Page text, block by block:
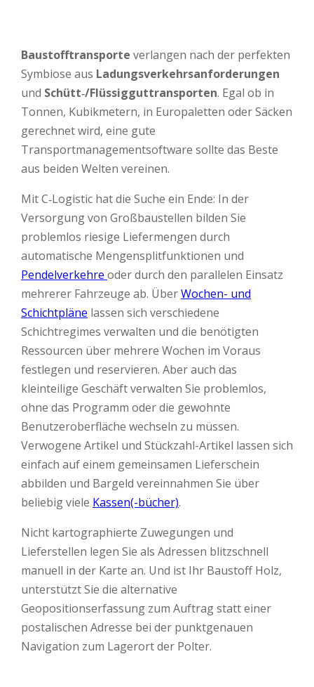
Baustofftransporte verlangen nach der perfekten
Symbiose aus Ladungsverkehrsanforderungen
und Schütt‑/Flüssigguttransporten. Egal ob in
Tonnen, Kubikmetern, in Europaletten oder Säcken
gerechnet wird, eine gute
Transportmanagementsoftware sollte das Beste
aus beiden Welten vereinen.
Mit C‑Logistic hat die Suche ein Ende: In der
Versorgung von Großbaustellen bilden Sie
problemlos riesige Liefermengen durch
automatische Mengensplitfunktionen und
Pendelverkehre oder durch den parallelen Einsatz
mehrerer Fahrzeuge ab. ÜberWochen- und
Schichtpläne lassen sich verschiedene
Schichtregimes verwalten und die benötigten
Ressourcen über mehrere Wochen im Voraus
festlegen und reservieren. Aber auch das
kleinteilige Geschäft verwalten Sie problemlos,
ohne das Programm oder die gewohnte
Benutzeroberfläche wechseln zu müssen.
Verwogene Artikel und Stückzahl-Artikel lassen sich
einfach auf einem gemeinsamen Lieferschein
abbilden und Bargeld vereinnahmen Sie über
beliebig viele Kassen(-bücher).
Nicht kartographierte Zuwegungen und
Lieferstellen legen Sie als Adressen blitzschnell
manuell in der Karte an. Und ist Ihr Baustoff Holz,
unterstützt Sie die alternative
Geopositionserfassung zum Auftrag statt einer
postalischen Adresse bei der punktgenauen
Navigation zum Lagerort der Polter.